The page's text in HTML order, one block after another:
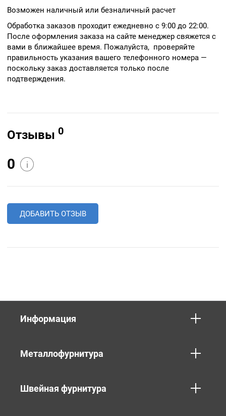
Возможен наличный или безналичный расчет
Обработка заказов проходит ежедневно с 9:00 до 22:00.
После оформления заказа на сайте менеджер свяжется с
вами в ближайшее время. Пожалуйста, проверяйте
правильность указания вашего телефонного номера —
поскольку заказ доставляется только после
подтверждения.
Отзывы 0
0 i
ДОБАВИТЬ ОТЗЫВ
Информация
Металлофурнитура
Швейная фурнитура